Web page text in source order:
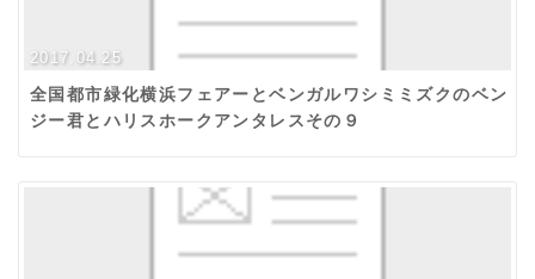
2017.04.25
全国都市緑化横浜フェアーとベンガルワシミミズクのベン
ジー君とハリスホークアンタレスその９